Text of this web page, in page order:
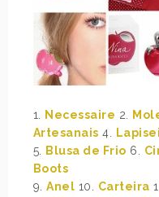
1. Necessaire 2.
Artesanais 4.
5.
Blusa de Frio 6.
Boots
9.Anel 10. Carteira